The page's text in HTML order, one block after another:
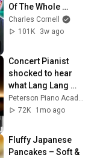
Of The Whole
Trilogy Uses ONE
Chord
Charles Cornell
101K
3w ago
Concert Pianist
shocked to hear
what Lang Lang
does to Bach
72K
1mo ago
Fluffy Japanese
Pancakes – Soft &